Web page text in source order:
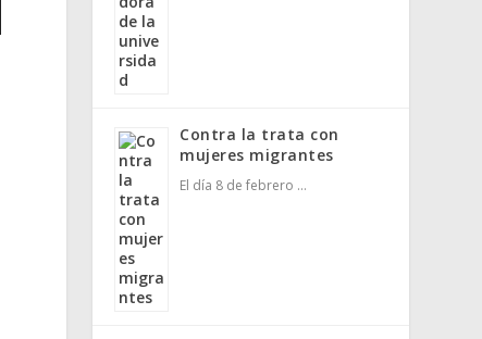
Contra la trata con
mujeres migrantes
El día 8 de febrero …